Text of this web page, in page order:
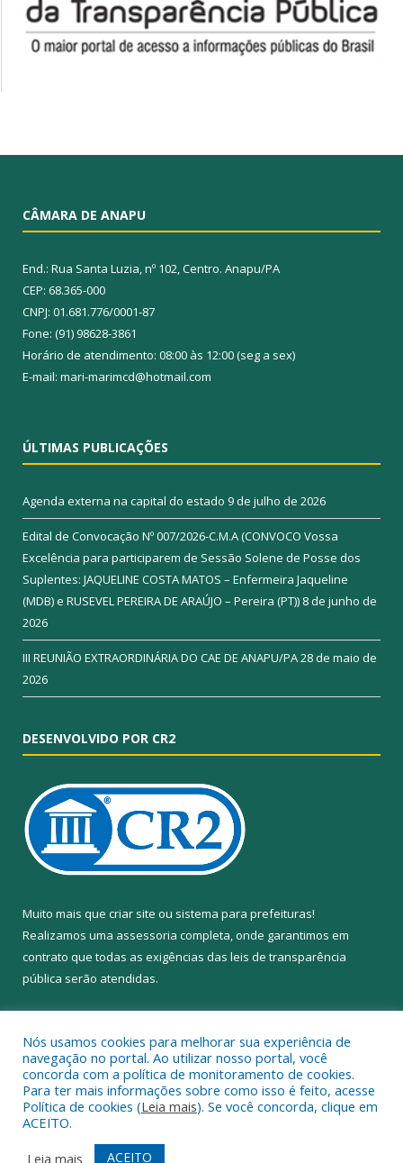
CÂMARA DE ANAPU
End.: Rua Santa Luzia, nº 102, Centro. Anapu/PA
CEP: 68.365-000
CNPJ: 01.681.776/0001-87
Fone: (91) 98628-3861
Horário de atendimento: 08:00 às 12:00 (seg a sex)
E-mail: mari-marimcd@hotmail.com
ÚLTIMAS PUBLICAÇÕES
Agenda externa na capital do estado 9 de julho de 2026
Edital de Convocação Nº 007/2026-C.M.A (CONVOCO Vossa
Excelência para participarem de Sessão Solene de Posse dos
Suplentes: JAQUELINE COSTA MATOS – Enfermeira Jaqueline
(MDB) e RUSEVEL PEREIRA DE ARAÚJO – Pereira (PT)) 8 de junho de
2026
III REUNIÃO EXTRAORDINÁRIA DO CAE DE ANAPU/PA28 de maio de
2026
DESENVOLVIDO POR CR2
Muito mais que criar site ou sistema para prefeituras!
Realizamos uma assessoria completa, onde garantimos em
contrato que todas as exigências das leis de transparência
pública serão atendidas.
Todos os direitos reservados a Câmara Municipal de Anapu.
Mapa do Site Acessar Área Administrativa
Nós usamos cookies para melhorar sua experiência de
navegação no portal. Ao utilizar nosso portal, você
concorda com a política de monitoramento de cookies.
Para ter mais informações sobre como isso é feito, acesse
Política de cookies (Leia mais). Se você concorda, clique em
ACEITO.
Leia mais
ACEITO